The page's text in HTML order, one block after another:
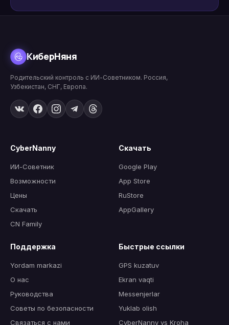
КиберНяня
Родительский контроль с ИИ-Советником. Россия,
Узбекистан, СНГ, Европа.
CyberNanny
ИИ-Советник
Возможности
Цены
Скачать
CN Family
Скачать
Google Play
App Store
RuStore
AppGallery
Поддержка
Yordam markazi
О нас
Руководства
Советы по безопасности
Связаться с нами
Быстрые ссылки
GPS kuzatuv
Ekran vaqti
Messenjerlar
Yuklab olish
CyberNanny vs Kroha